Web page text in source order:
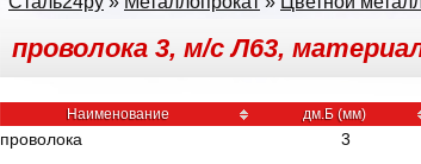
проволока 3, м/с Л63,
Наименование дм.Б (мм)
проволока 3